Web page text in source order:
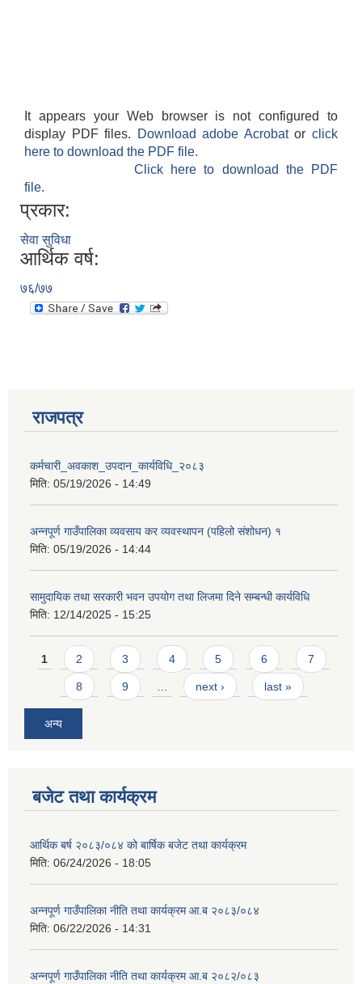
It appears your Web browser is not configured to
display PDF files.
Download adobe Acrobatorclick
here to download the PDF file.
Click here to download the PDF
file.
प्रकार:
सेवा सुविधा
आर्थिक वर्ष:
७६/७७
राजपत्र
कर्मचारी_अवकाश_उपदान_कार्यविधि_२०८३
मिति: 05/19/2026 - 14:49
अन्नपूर्ण गाउँपालिका व्यवसाय कर व्यवस्थापन (पहिलो संशोधन) १
मिति: 05/19/2026 - 14:44
सामुदायिक तथा सरकारी भवन उपयोग तथा लिजमा दिने सम्बन्धी कार्यविधि
मिति: 12/14/2025 - 15:25
Pages
1 2 3 4 5 6 7
8 9 next › last »
अन्य
बजेट तथा कार्यक्रम
आर्थिक बर्ष २०८३/०८४ को बार्षिक बजेट तथा कार्यक्रम
मिति: 06/24/2026 - 18:05
अन्नपूर्ण गाउँपालिका नीति तथा कार्यक्रम आ.ब २०८३/०८४
मिति: 06/22/2026 - 14:31
अन्नपूर्ण गाउँपालिका नीति तथा कार्यक्रम आ.ब २०८२/०८३